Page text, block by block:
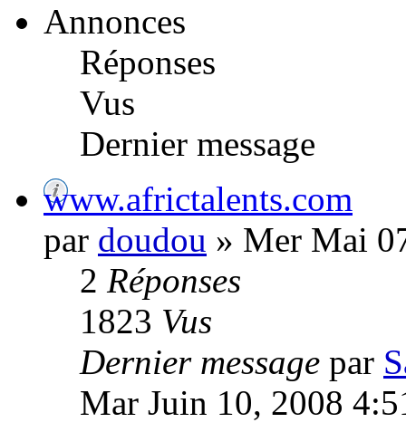
Annonces
Réponses
Vus
Dernier message
www.africtalents.com
par doudou » Mer Mai
2 Réponses
1823 Vus
Dernier message par
Mar Juin 10, 2008